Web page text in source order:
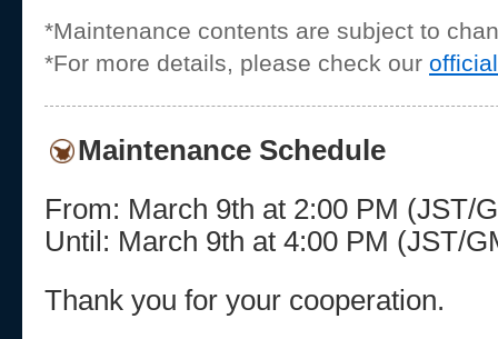
*Maintenance contents are subject to
*For more details, please check our
Maintenance Schedule
From: March 9th at 2:00 PM (JST/
Until: March 9th at 4:00 PM (JST/
Thank you for your cooperation.